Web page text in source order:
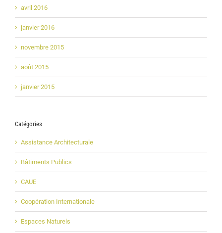
avril 2016
janvier 2016
novembre 2015
août 2015
janvier 2015
Catégories
Assistance Architecturale
Bâtiments Publics
CAUE
Coopération Internationale
Espaces Naturels